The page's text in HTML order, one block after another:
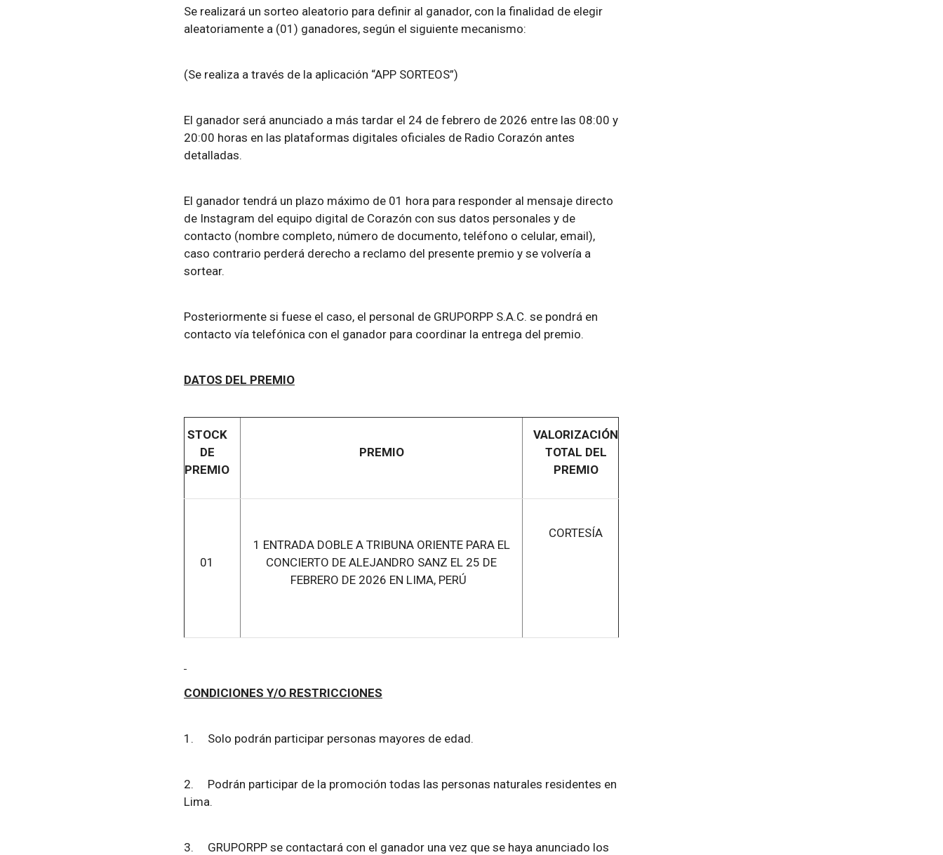
Se realizará un sorteo aleatorio para definir al ganador, con la finalidad de elegir
aleatoriamente a (01) ganadores, según el siguiente mecanismo:
(Se realiza a través de la aplicación “APP SORTEOS”)
El ganador será anunciado a más tardar el 24 de febrero de 2026 entre las 08:00 y
20:00 horas en las plataformas digitales oficiales de Radio Corazón antes
detalladas.
El ganador tendrá un plazo máximo de 01 hora para responder al mensaje directo
de Instagram del equipo digital de Corazón con sus datos personales y de
contacto (nombre completo, número de documento, teléfono o celular, email),
caso contrario perderá derecho a reclamo del presente premio y se volvería a
sortear.
Posteriormente si fuese el caso, el personal de GRUPORPP S.A.C. se pondrá en
contacto vía telefónica con el ganador para coordinar la entrega del premio.
DATOS DEL PREMIO
STOCK
DE
PREMIO
PREMIO
VALORIZACIÓN
TOTAL DEL
PREMIO
01
1 ENTRADA DOBLE A TRIBUNA ORIENTE PARA EL
CONCIERTO DE ALEJANDRO SANZ EL 25 DE
FEBRERO DE 2026 EN LIMA, PERÚ
CORTESÍA
CONDICIONES Y/O RESTRICCIONES
1. Solo podrán participar personas mayores de edad.
2. Podrán participar de la promoción todas las personas naturales residentes en
Lima.
3. GRUPORPP se contactará con el ganador una vez que se haya anunciado los